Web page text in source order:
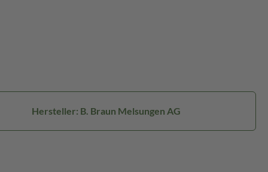
Hersteller: B. Braun Melsungen AG